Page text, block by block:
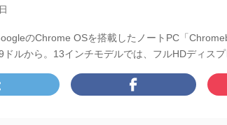
のChrome OSを搭載したノートPC「
ルから。13インチモデルでは、フルHDディスプ